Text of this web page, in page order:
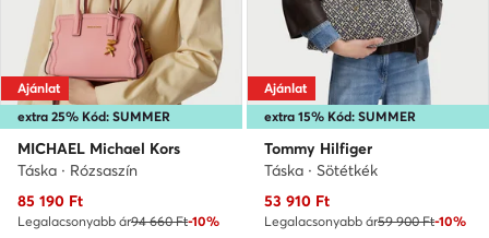
extra 25% Kód: SUMMER
Ajánlat
MICHAEL Michael Kors
Táska · Rózsaszín
Aktuális ár
85 190 Ft
Legalacsonyabb ár94 660 Ft-10%
extra 15% Kód: SUMMER
Ajánlat
Tommy Hilfiger
Táska · Sötétkék
Aktuális ár
53 910 Ft
Legalacsonyabb ár59 900 Ft-10%